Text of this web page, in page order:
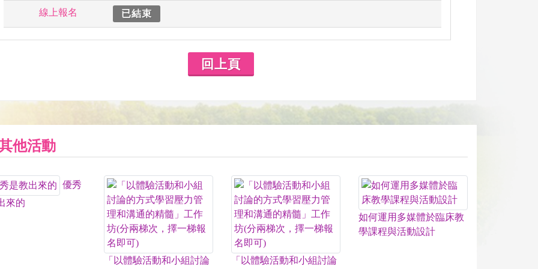
線上報名 已結束
回上頁
他活動
優秀
來的
「以體驗活動和小組討論 「以體驗活動和小組討論
如何運用多媒體於臨床教
學課程與活動設計